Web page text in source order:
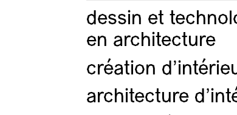
dessin et
en architecture
création
architecture